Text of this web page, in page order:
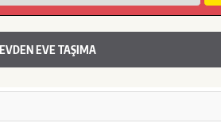
EVE TAŞIMA